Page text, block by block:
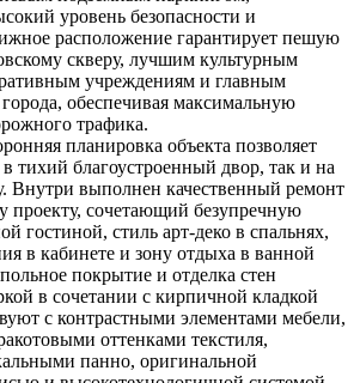
уровень безопасности и
расположение гарантирует пешую
скверу, лучшим культурным
учреждениям и главным
обеспечивая максимальную
трафика.
планировка объекта позволяет
тихий благоустроенный двор, так и на
Внутри выполнен качественный ремонт
проекту, сочетающий безупречную
гостиной, стиль арт-деко в спальнях,
в кабинете и зону отдыха в ванной
покрытие и отделка стен
в сочетании с кирпичной кладкой
с контрастными элементами мебели,
оттенками текстиля,
панно, оригинальной